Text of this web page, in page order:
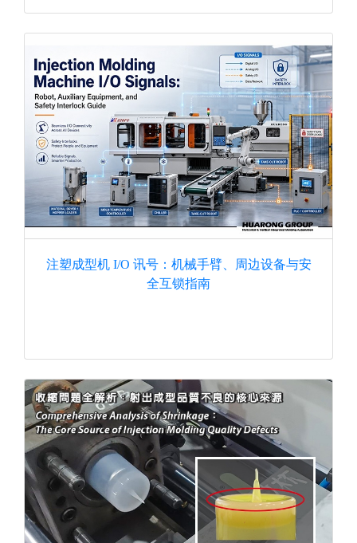
注塑成型机 I/O 讯号：机械手臂、周边设备与安
全互锁指南